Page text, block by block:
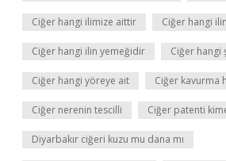
Ciğer hangi ilimize aittir Ciğer hangi
Ciğer hangi ilin yemeğidir Ciğer hangi
Ciğer hangi yöreye ait Ciğer kavurma
Ciğer nerenin tescilli Ciğer patenti
Diyarbakır ciğeri kuzu mu dana mı